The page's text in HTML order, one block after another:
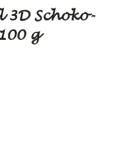
3D Schoko-
g